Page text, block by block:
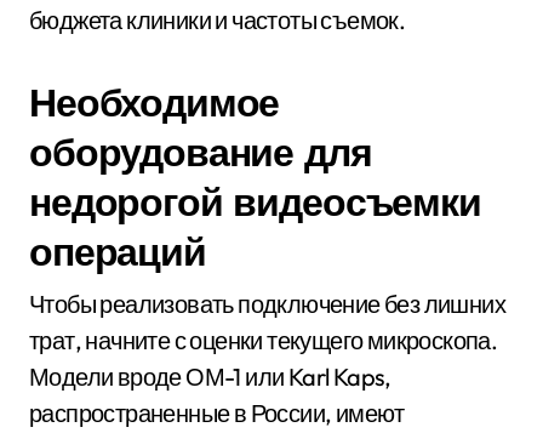
бюджета клиники и частоты съемок.
Необходимое
оборудование для
недорогой видеосъемки
операций
Чтобы реализовать подключение без лишних
трат, начните с оценки текущего микроскопа.
Модели вроде ОМ-1 или Karl Kaps,
распространенные в России, имеют